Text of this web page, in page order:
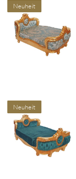
Neuheit
Neuheit